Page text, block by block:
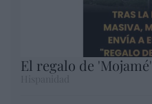
El regalo de 'Mojamé'